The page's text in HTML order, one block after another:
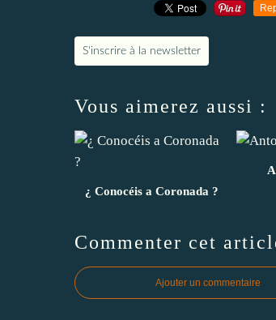
S'inscrire à la newsletter
Vous aimerez aussi :
¿ Conocéis a Coronada ?
Commenter cet
Ajouter un commentaire